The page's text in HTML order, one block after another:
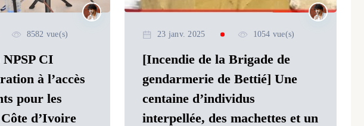
8582 vue(s)
CI
à l’accès
pour les
d’Ivoire
23 janv. 2025 1054 vue(s)
[Incendie de la Brigade de
gendarmerie de Bettié] Une
centaine d’individus
interpellée, des machettes et un